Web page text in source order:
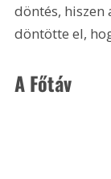
döntés,
döntötte el,
A Főtáv